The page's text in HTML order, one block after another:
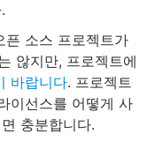
픈 소스 프로젝트가
않지만, 프로젝트에
바랍니다. 프로젝트
이선스를 어떻게 사
충분합니다.